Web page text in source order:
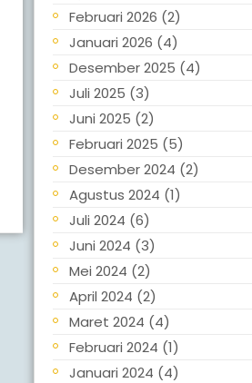
Februari 2026 (2)
Januari 2026 (4)
Desember 2025 (4)
Juli 2025 (3)
Juni 2025 (2)
Februari 2025 (5)
Desember 2024 (2)
Agustus 2024 (1)
Juli 2024 (6)
Juni 2024 (3)
Mei 2024 (2)
April 2024 (2)
Maret 2024 (4)
Februari 2024 (1)
Januari 2024 (4)